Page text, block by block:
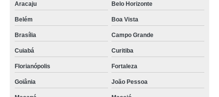
Aracaju
Belo Horizonte
Belém Boa Vista
Brasília Campo Grande
Cuiabá Curitiba
Florianópolis Fortaleza
Goiânia João Pessoa